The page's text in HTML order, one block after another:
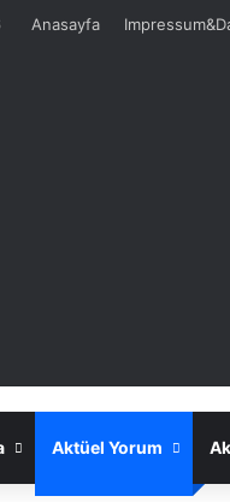
Anasayfa
Aktüel Yorum